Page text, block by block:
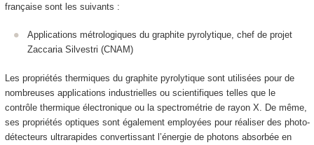
française sont les suivants :
Applications métrologiques du graphite pyrolytique, chef de projet
Zaccaria Silvestri (CNAM)
Les propriétés thermiques du graphite pyrolytique sont utilisées pour de
nombreuses applications industrielles ou scientifiques telles que le
contrôle thermique électronique ou la spectrométrie de rayon X. De même,
ses propriétés optiques sont également employées pour réaliser des photo-
détecteurs ultrarapides convertissant l’énergie de photons absorbée en